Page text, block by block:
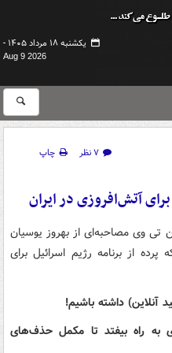
یکشنبه ۱۸ مرداد ۱۴۰۵ -
Aug 9 2026
۷ نظر
چاپ
آتش‌افروزی در ایران
تی وی مصاحبه‌ای از بهروز یوسیان
از برنامه رژیم اسرائیل برای
آنلاین) داشته باشیم!
به راه بیفتد تا مکمل حذف‌های